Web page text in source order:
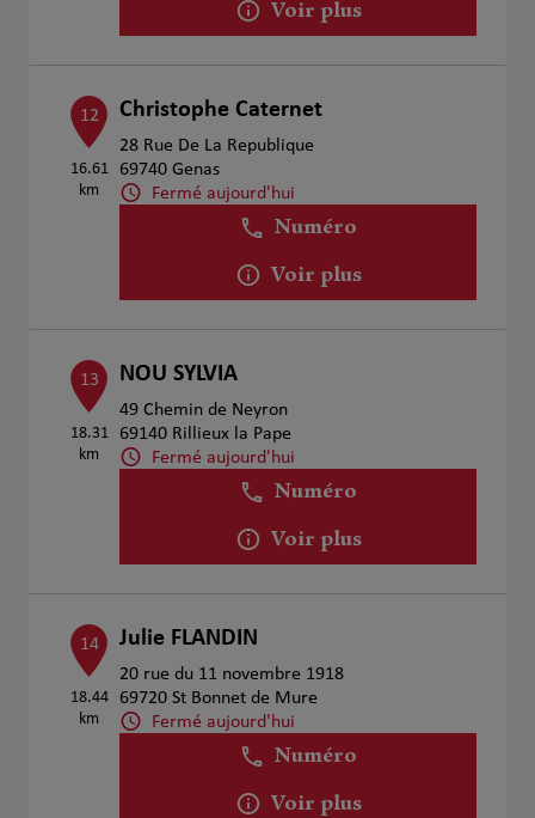
Voir plus
12
16.61
km
Christophe Caternet
28 Rue De La Republique
69740 Genas
Fermé aujourd'hui
Numéro
Voir plus
13
18.31
km
NOU SYLVIA
49 Chemin de Neyron
69140 Rillieux la Pape
Fermé aujourd'hui
Numéro
Voir plus
14
18.44
km
Julie FLANDIN
20 rue du 11 novembre 1918
69720 St Bonnet de Mure
Fermé aujourd'hui
Numéro
Voir plus